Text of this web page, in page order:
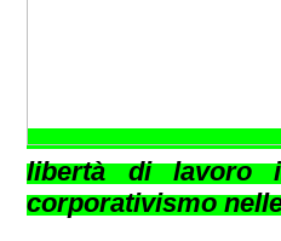
libertà di lavoro
corporativismo